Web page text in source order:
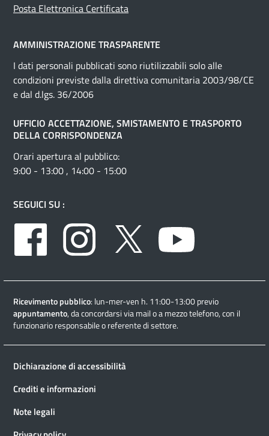
Posta Elettronica Certificata
AMMINISTRAZIONE TRASPARENTE
I dati personali pubblicati sono riutilizzabili solo alle
condizioni previste dalla direttiva comunitaria 2003/98/CE
e dal d.lgs. 36/2006
UFFICIO ACCETTAZIONE, SMISTAMENTO E TRASPORTO
DELLA CORRISPONDENZA
Orari apertura al pubblico:
9:00 - 13:00 , 14:00 - 15:00
SEGUICI SU :
Facebook
Instagram Twitter
Ricevimento pubblico: lun-mer-ven h. 11:00-13:00 previo
appuntamento, da concordarsi via mail o a mezzo telefono, con il
funzionario responsabile o referente di settore.
Dichiarazione di accessibilità
Crediti e informazioni
Note legali